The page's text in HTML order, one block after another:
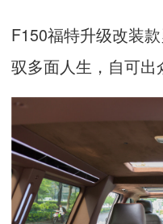
F150福特升级改装
驭多面人生，自可出